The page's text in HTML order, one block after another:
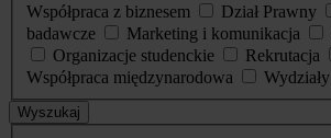
Współpraca z biznesem
Dział Prawny
badawcze
Marketing i komunikacja
Organizacje studenckie
Rekrutacja
Współpraca międzynarodowa
Wydziały
Wyszukaj